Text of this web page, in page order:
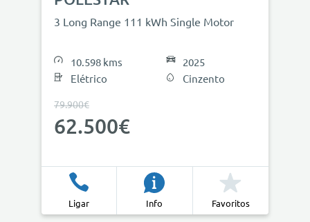
3 Long Range 111 kWh Single Motor
10.598 kms
Elétrico
2025
Cinzento
79.900€
62.500€
Ligar Info Favoritos